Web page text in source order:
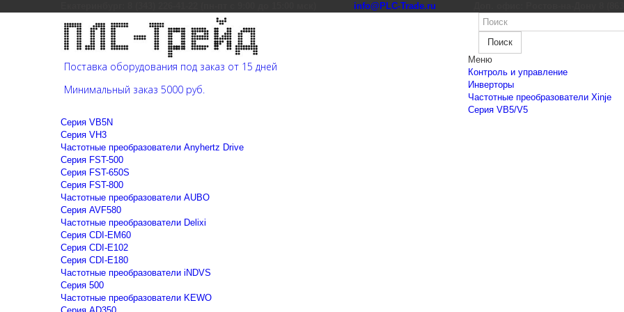
info@PLC-Trade.ru
Поставка оборудования под заказ от 15 дней
Минимальный заказ 5000 руб.
Поиск
Меню
Контроль и управление
Инверторы
Частотные преобразователи Xinje
Cерия VB5/V5
Cерия VB5N
Cерия VH3
Частотные преобразователи Anyhertz Drive
Серия FST-500
Серия FST-650S
Серия FST-800
Частотные преобразователи AUBO
Серия AVF580
Частотные преобразователи Delixi
Серия CDI-EM60
Серия CDI-E102
Серия CDI-E180
Частотные преобразователи iNDVS
Серия 500
Частотные преобразователи KEWO